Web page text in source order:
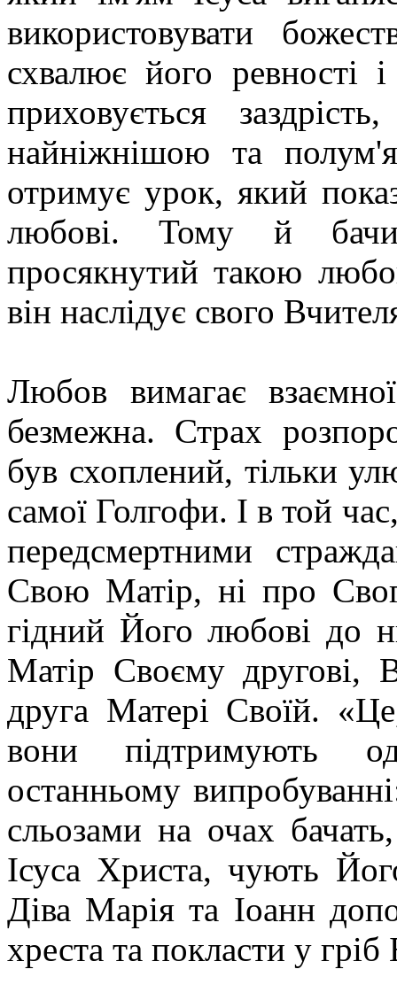
використовувати
схвалює його ревності
приховується
найніжнішою та
отримує урок, який
любові. Тому й
просякнутий такою
він наслідує свого
Любов вимагає
безмежна. Страх
був схоплений, тільки
самої Голгофи. І в той
передсмертними
Свою Матір, ні про
гідний Його любові до
Матір Своєму другові,
друга Матері Своїй.
вони підтримують
останньому
сльозами на очах
Ісуса Христа, чують
Діва Марія та Іоанн
хреста та покласти у